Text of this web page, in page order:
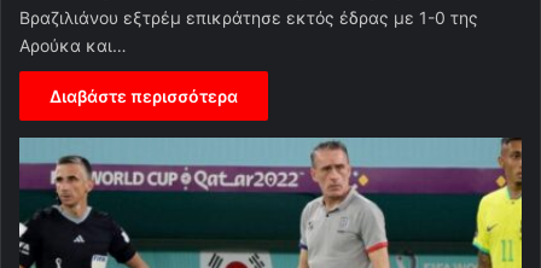
Βραζιλιάνου εξτρέμ επικράτησε εκτός έδρας με 1-0 της
Αρούκα και…
Διαβάστε περισσότερα